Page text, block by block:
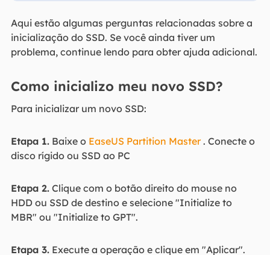
Aqui estão algumas perguntas relacionadas sobre a
inicialização do SSD. Se você ainda tiver um
problema, continue lendo para obter ajuda adicional.
Como inicializo meu novo SSD?
Para inicializar um novo SSD:
Etapa 1.Baixe o EaseUS Partition Master. Conecte o
disco rígido ou SSD ao PC
Etapa 2.Clique com o botão direito do mouse no
HDD ou SSD de destino e selecione "Initialize to
MBR" ou "Initialize to GPT".
Etapa 3.Execute a operação e clique em "Aplicar".